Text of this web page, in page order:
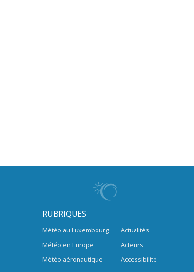
RUBRIQUES
Météo au Luxembourg
Météo en Europe
Météo aéronautique
Actualités
Acteurs
Accessibilité